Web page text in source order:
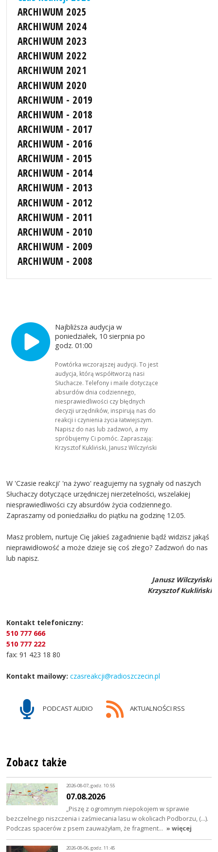
ARCHIWUM 2025
ARCHIWUM 2024
ARCHIWUM 2023
ARCHIWUM 2022
ARCHIWUM 2021
ARCHIWUM 2020
ARCHIWUM - 2019
ARCHIWUM - 2018
ARCHIWUM - 2017
ARCHIWUM - 2016
ARCHIWUM - 2015
ARCHIWUM - 2014
ARCHIWUM - 2013
ARCHIWUM - 2012
ARCHIWUM - 2011
ARCHIWUM - 2010
ARCHIWUM - 2009
ARCHIWUM - 2008
Najbliższa audycja w
poniedziałek, 10 sierpnia po
godz. 01:00
Powtórka wczorajszej audycji. To jest
audycja, którą współtworzą nasi
Słuchacze. Telefony i maile dotyczące
absurdów dnia codziennego,
niesprawiedliwości czy błędnych
decyzji urzędników, inspirują nas do
reakcji i czynienia życia łatwiejszym.
Napisz do nas lub zadzwoń, a my
spróbujemy Ci pomóc. Zapraszają:
Krzysztof Kukliński, Janusz Wilczyński
W 'Czasie reakcji' 'na żywo' reagujemy na sygnały od naszych
Słuchaczy dotyczące urzędniczej nierzetelności, wszelakiej
niesprawiedliwości czy absurdów życia codziennego.
Zapraszamy od poniedziałku do piątku na godzinę 12.05.
Masz problem, nurtuje Cię jakieś zagadnienie bądź widzisz jakąś
nieprawidłowość a może dzieje się coś złego? Zadzwoń do nas
lub napisz.
Janusz Wilczyński
Krzysztof Kukliński
Kontakt telefoniczny:
510 777 666
510 777 222
fax: 91 423 18 80
Kontakt mailowy: czasreakcji@radioszczecin.pl
PODCAST AUDIO AKTUALNOŚCI RSS
Zobacz także
2026-08-07, godz. 10:55
07.08.2026
„Piszę z ogromnym niepokojem w sprawie
bezczelnego niszczenia i zaśmiecania lasu w okolicach Podborzu, (…).
Podczas spacerów z psem zauważyłam, że fragment… » więcej
2026-08-06, godz. 11:45